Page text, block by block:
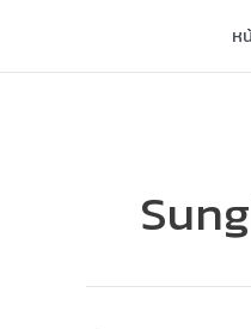
content
ห